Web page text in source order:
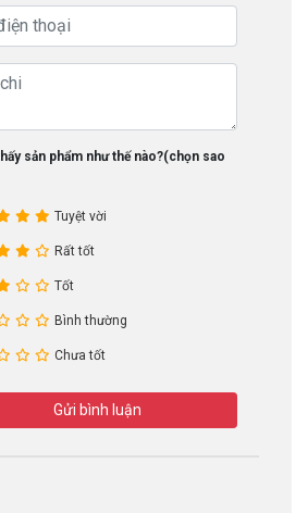
sản phẩm như thế nào?(chọn sao
Tuyệt vời
Rất tốt
Tốt
Bình thường
Chưa tốt
Gửi bình luận